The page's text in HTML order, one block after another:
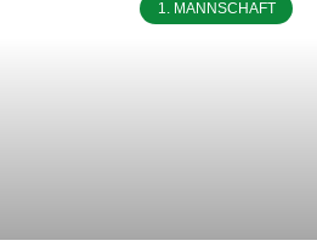
1. MANNSCHAFT